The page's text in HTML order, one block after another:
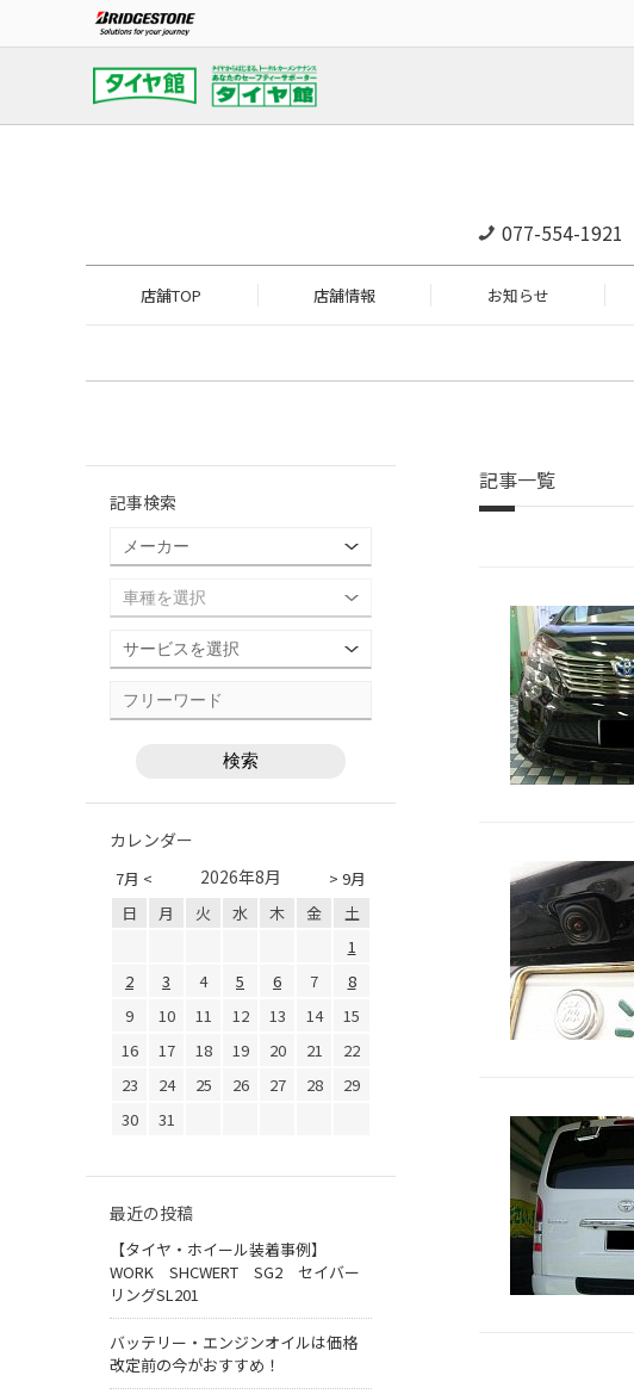
077-554-1921
店舗TOP 店舗情報 お知らせ
記事一覧
記事検索
カレンダー
7月 < > 9月
2026年8月
日 月 火 水 木 金
土
1
2
3 4 5 6 7
8
9
10 11 12 13 14
15
16
17 18 19 20 21
22
23
24 25 26 27 28
29
30
31
最近の投稿
【タイヤ・ホイール装着事例】
WORK SHCWERT SG2 セイバー
リングSL201
バッテリー・エンジンオイルは価格
改定前の今がおすすめ！